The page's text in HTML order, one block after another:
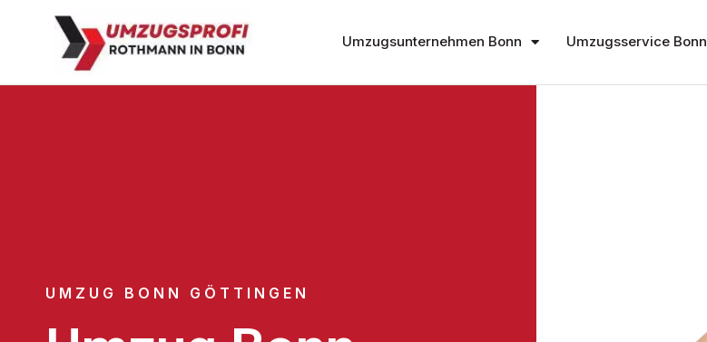
Umzugsunternehmen Bonn Umzugsservice Bonn
UMZUG BONN GÖTTINGEN